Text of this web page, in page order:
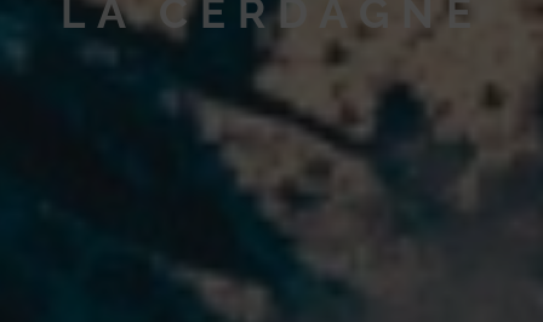
LA CERDAGNE